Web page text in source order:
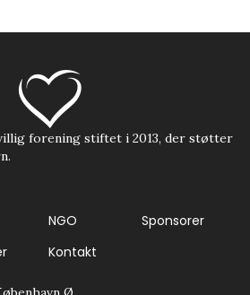
forening stiftet i 2013, der støtter
NGO
Sponsorer
Kontakt